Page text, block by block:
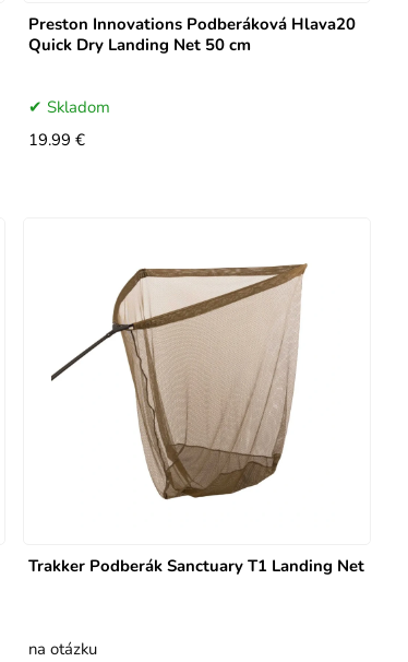
Preston Innovations Podberáková Hlava20
Quick Dry Landing Net 50 cm
Skladom
19.99 €
Trakker Podberák Sanctuary T1 Landing Net
na otázku